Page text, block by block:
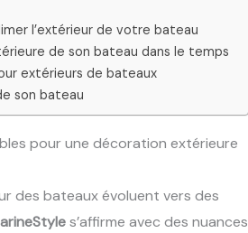
l’extérieur de votre bateau
de son bateau dans le temps
extérieurs de bateaux
son bateau
pour une décoration extérieure
des bateaux évoluent vers des
s’affirme avec des nuances